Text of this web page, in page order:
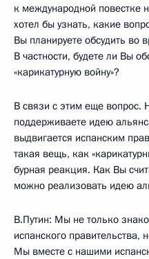
к международной повестке
хотел бы узнать, какие
Вы планируете обсудить во
В частности, будете ли Вы
«карикатурную войну»?
В связи с этим еще
поддерживаете идею
выдвигается испанским
такая вещь, как
бурная реакция. Как Вы
можно реализовать идею
В.Путин: Мы не только
испанского правительства,
Мы вместе с нашими